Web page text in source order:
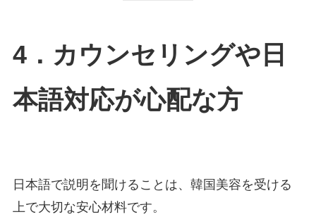
4．カウンセリングや日
本語対応が心配な方
日本語で説明を聞けることは、韓国美容を受ける
上で大切な安心材料です。